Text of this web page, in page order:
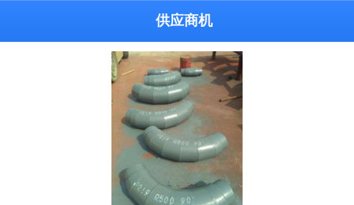
供应商机